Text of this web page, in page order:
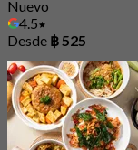
Nuevo
4.5
Desde ฿ 525